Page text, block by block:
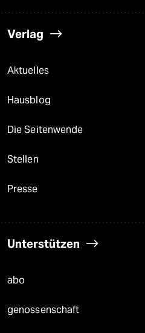
Verlag
Aktuelles
Hausblog
Die Seitenwende
Stellen
Presse
Unterstützen
abo
genossenschaft